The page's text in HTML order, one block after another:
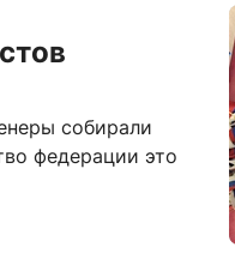
собирали
федерации это